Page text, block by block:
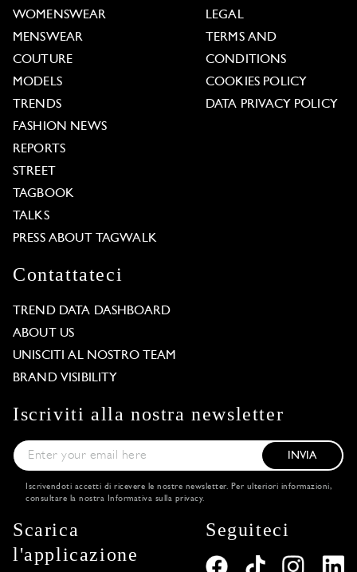
WOMENSWEAR
MENSWEAR
COUTURE
MODELS
TRENDS
FASHION NEWS
REPORTS
STREET
TAGBOOK
TALKS
PRESS ABOUT TAGWALK
LEGAL
TERMS AND
CONDITIONS
COOKIES POLICY
DATA PRIVACY POLICY
Contattateci
TREND DATA DASHBOARD
ABOUT US
UNISCITI AL NOSTRO TEAM
BRAND VISIBILITY
Iscriviti alla nostra newsletter
INVIA
Iscrivendoti accetti di ricevere le nostre newsletter. Per ulteriori informazioni,
consultare la nostra
Informativa sulla privacy.
Scarica
l'applicazione
Seguiteci